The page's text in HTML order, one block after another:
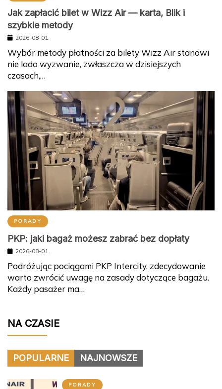
Jak zapłacić bilet w Wizz Air — karta, Blik i
szybkie metody
2026-08-01
Wybór metody płatności za bilety Wizz Air stanowi
nie lada wyzwanie, zwłaszcza w dzisiejszych
czasach,…
PORADY
PKP: jaki bagaż możesz zabrać bez dopłaty
2026-08-01
Podróżując pociągami PKP Intercity, zdecydowanie
warto zwrócić uwagę na zasady dotyczące bagażu.
Każdy pasażer ma…
NA CZASIE
POPULARNE NAJNOWSZE
PORADY